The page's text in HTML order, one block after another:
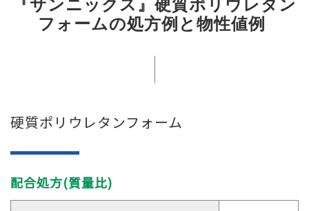
『サンニックス』硬質ポリウレタン
フォームの処方例と物性値例
硬質ポリウレタンフォーム
配合処方(質量比)